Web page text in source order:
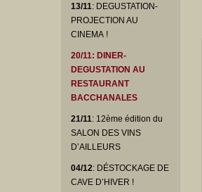
13/11: DEGUSTATION-
PROJECTION AU
CINEMA !
20/11: DINER-
DEGUSTATION AU
RESTAURANT
BACCHANALES
21/11: 12ème édition du
SALON DES VINS
D’AILLEURS
04/12: DÉSTOCKAGE DE
CAVE D’HIVER !